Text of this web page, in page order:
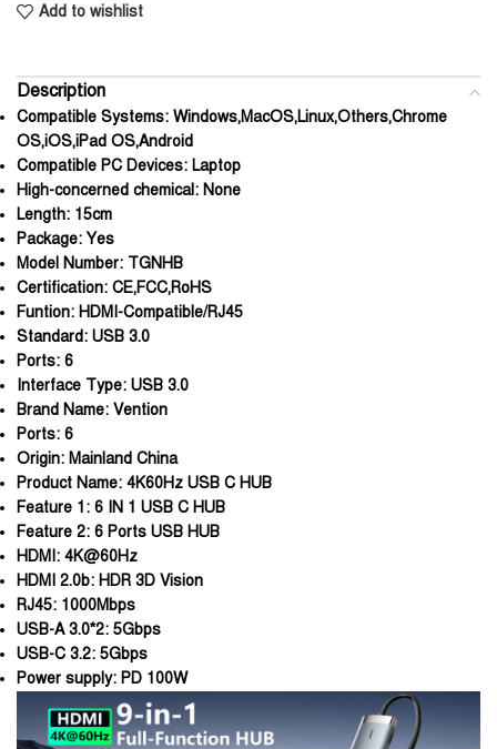
Add to wishlist
Description
Compatible Systems: Windows,MacOS,Linux,Others,Chrome
OS,iOS,iPad OS,Android
Compatible PC Devices: Laptop
High-concerned chemical: None
Length: 15cm
Package: Yes
Model Number: TGNHB
Certification: CE,FCC,RoHS
Funtion: HDMI-Compatible/RJ45
Standard: USB 3.0
Ports: 6
Interface Type: USB 3.0
Brand Name: Vention
Ports: 6
Origin: Mainland China
Product Name: 4K60Hz USB C HUB
Feature 1: 6 IN 1 USB C HUB
Feature 2: 6 Ports USB HUB
HDMI: 4K@60Hz
HDMI 2.0b: HDR 3D Vision
RJ45: 1000Mbps
USB-A 3.0*2: 5Gbps
USB-C 3.2: 5Gbps
Power supply: PD 100W